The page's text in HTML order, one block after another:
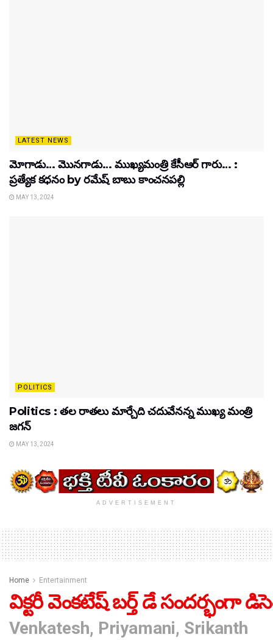
LATEST NEWS
మోగాడు… మొనగాడు… ముఖ్యమంత్రి కేసీఆర్ గారు… :
ప్రత్యేక కధనం by రమేష్ బాబు కాంచనపల్లి
MAY 13, 2024
POLITICS
Politics : తల రాతలు మార్చేది చదువేనన్న ముఖ్య మంత్రి
జగన్
MAY 13, 2024
ADVERTISEMENT
Home Entertainment
విక్టరీ వెంకటేష్ బర్త్ డే సందర్భంగా
Venkatesh, Priyamani, Srikanth